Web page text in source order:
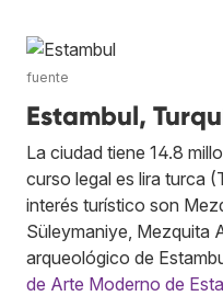
fuente
Estambul,
La ciudad tiene 14.8
curso legal es lira turca
interés turístico son
Süleymaniye, Mezquita
arqueológico de
de Arte Moderno de